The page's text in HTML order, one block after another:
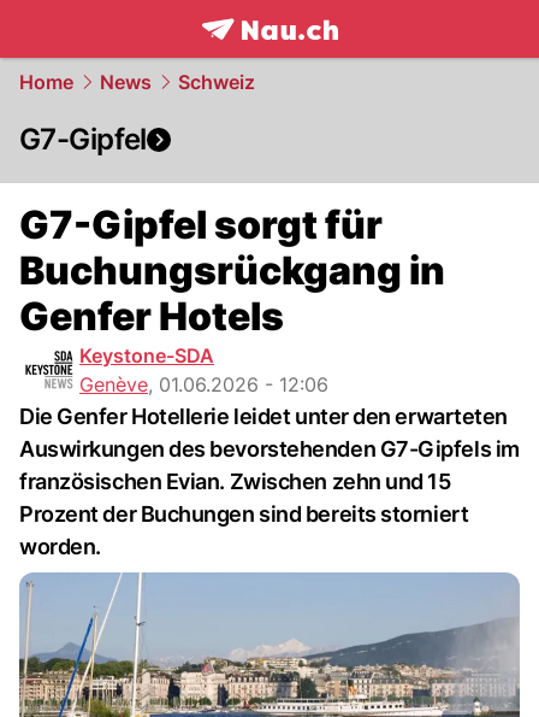
frontpage.NAU.ch
Home News Schweiz
G7-Gipfel
G7-Gipfel sorgt für
Buchungsrückgang in
Genfer Hotels
Keystone-SDA
Genève, 01.06.2026 - 12:06
Die Genfer Hotellerie leidet unter den erwarteten
Auswirkungen des bevorstehenden G7-Gipfels im
französischen Evian. Zwischen zehn und 15
Prozent der Buchungen sind bereits storniert
worden.